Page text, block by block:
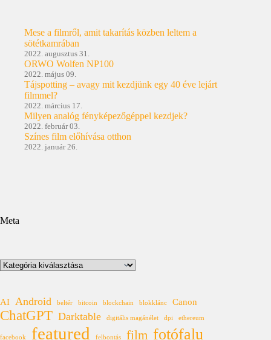
Mese a filmről, amit takarítás közben leltem a
sötétkamrában
2022. augusztus 31.
ORWO Wolfen NP100
2022. május 09.
Tájspotting – avagy mit kezdjünk egy 40 éve lejárt
filmmel?
2022. március 17.
Milyen analóg fényképezőgéppel kezdjek?
2022. február 03.
Színes film előhívása otthon
2022. január 26.
Meta
Kategóriák
AI Android beltér bitcoin blockchain blokklánc Canon
ChatGPT Darktable digitális magánélet dpi ethereum
facebook featured felbontás film fotófalu